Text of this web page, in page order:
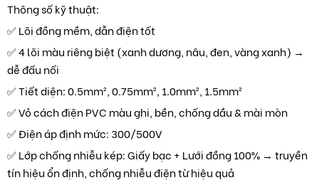
Thông số kỹ thuật:
✅ Lõi đồng mềm, dẫn điện tốt
✅ 4 lõi màu riêng biệt (xanh dương, nâu, đen, vàng xanh) →
dễ đấu nối
✅ Tiết diện: 0.5mm², 0.75mm², 1.0mm², 1.5mm²
✅ Vỏ cách điện PVC màu ghi, bền, chống dầu & mài mòn
✅ Điện áp định mức: 300/500V
✅ Lớp chống nhiễu kép: Giấy bạc + Lưới đồng 100% → truyền
tín hiệu ổn định, chống nhiễu điện từ hiệu quả